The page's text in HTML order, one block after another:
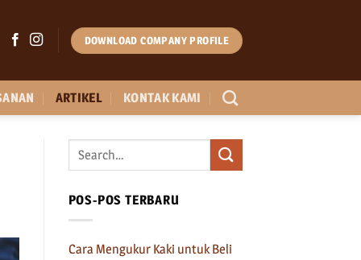
DOWNLOAD COMPANY PROFILE
ARTIKEL KONTAK KAMI
POS-POS TERBARU
Cara Mengukur Kaki untuk Beli